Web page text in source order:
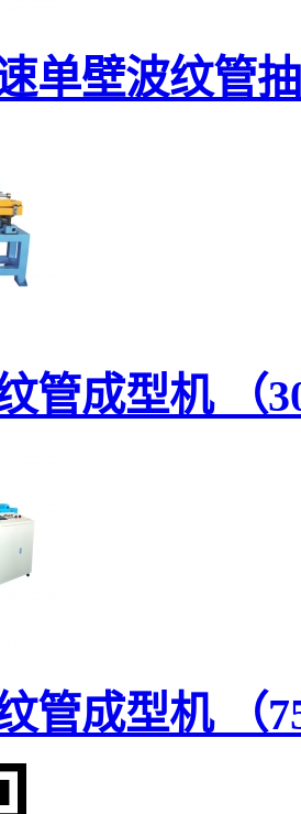
单壁波纹管
管成型机 （
管成型机 （